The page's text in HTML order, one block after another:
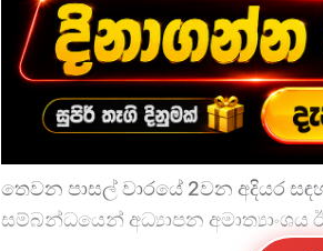
තෙවන පාසල් වාරයේ 2වන අදියර
සම්බන්ධයෙන් අධ්‍යාපන